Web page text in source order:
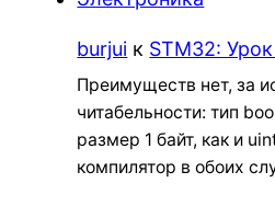
burjui к STM32:
Преимуществ нет, за
читабельности: тип
размер 1 байт, как и
компилятор в обоих